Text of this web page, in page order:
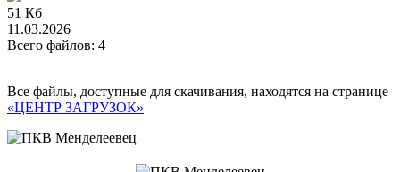
51 Кб
11.03.2026
Всего файлов: 4
Все файлы, доступные для скачивания, находятся на странице
«ЦЕНТР ЗАГРУЗОК»